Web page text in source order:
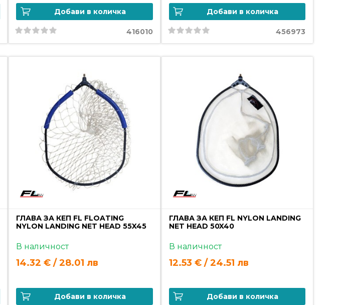
Добави в количка
416010
Добави в количка
456973
ГЛАВА ЗА КЕП FL FLOATING
NYLON LANDING NET HEAD 55X45
В наличност
14.32 € / 28.01 лв
Добави в количка
ГЛАВА ЗА КЕП FL NYLON LANDING
NET HEAD 50X40
В наличност
12.53 € / 24.51 лв
Добави в количка